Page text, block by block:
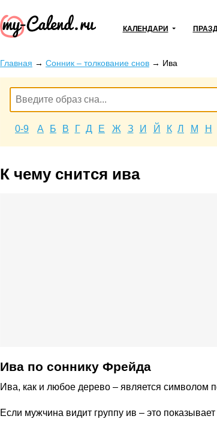
КАЛЕНДАРИ
Главная → Сонник – толкование снов → Ива
0-9 А Б В Г Д Е Ж З И Й К Л М Н
К чему снится ива
Ива по соннику Фрейда
Ива, как и любое дерево – является символом
Если мужчина видит группу ив – это